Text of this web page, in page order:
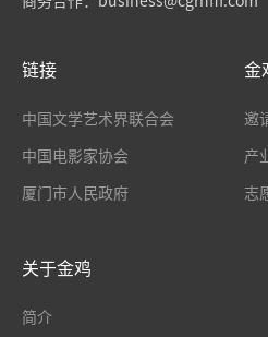
链接
中国文学艺术界联合会
中国电影家协会
厦门市人民政府
金
邀
产
志
关于金鸡
简介